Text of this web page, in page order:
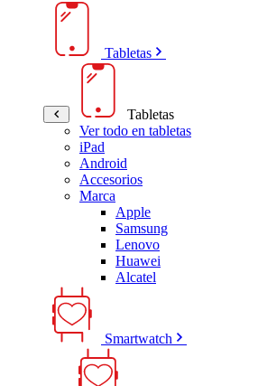
Tabletas
Tabletas
Ver todo en tabletas
iPad
Android
Accesorios
Marca
Apple
Samsung
Lenovo
Huawei
Alcatel
Smartwatch